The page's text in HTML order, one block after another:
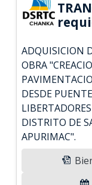
ADQUISICION
OBRA
DESDE
DISTRITO DE
APURIMAC".